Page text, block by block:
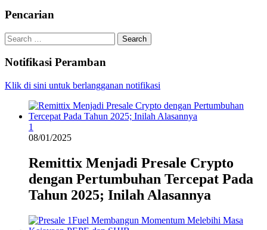
Pencarian
Search
for:
Notifikasi Peramban
Klik di sini untuk berlangganan notifikasi
1
08/01/2025
Remittix Menjadi Presale Crypto
dengan Pertumbuhan Tercepat Pada
Tahun 2025; Inilah Alasannya